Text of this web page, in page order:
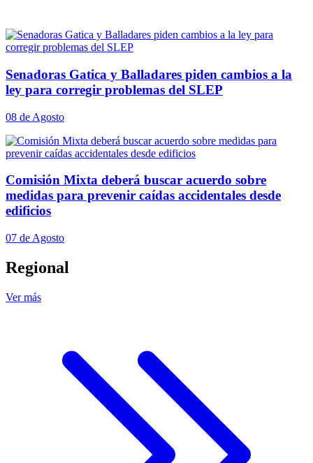
Senadoras Gatica y Balladares piden cambios a la
ley para corregir problemas del SLEP
08 de Agosto
Comisión Mixta deberá buscar acuerdo sobre
medidas para prevenir caídas accidentales desde
edificios
07 de Agosto
Regional
Ver más